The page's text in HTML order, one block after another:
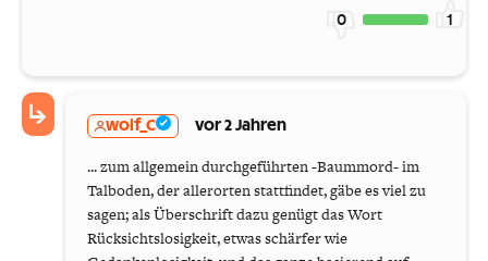
0 1
wolf_C vor 2 Jahren
... zum allgemein durchgeführten -Baummord- im
Talboden, der allerorten stattfindet, gäbe es viel zu
sagen; als Überschrift dazu genügt das Wort
Rücksichtslosigkeit, etwas schärfer wie